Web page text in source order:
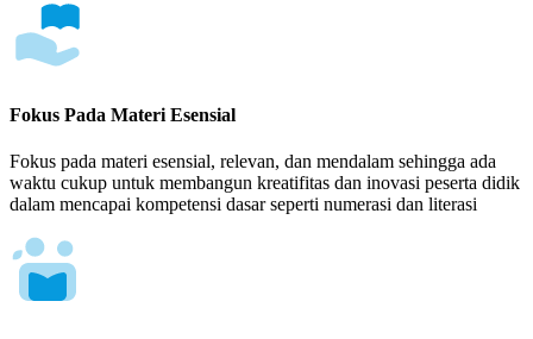
Fokus Pada Materi Esensial
Fokus pada materi esensial, relevan, dan mendalam sehingga ada
waktu cukup untuk membangun kreatifitas dan inovasi peserta didik
dalam mencapai kompetensi dasar seperti numerasi dan literasi